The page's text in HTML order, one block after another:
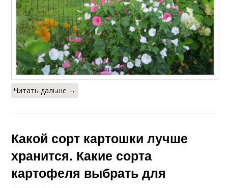
Читать дальше →
Какой сорт картошки лучше
хранится. Какие сорта
картофеля выбрать для